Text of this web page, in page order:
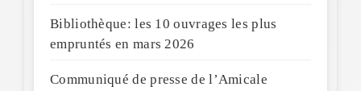
Bibliothèque: les 10 ouvrages les plus
empruntés en mars 2026
Communiqué de presse de l’Amicale